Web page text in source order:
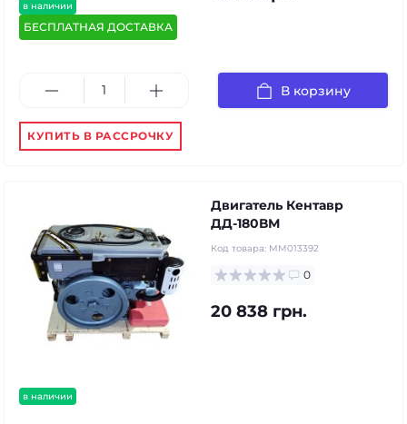
в наличии
БЕСПЛАТНАЯ ДОСТАВКА
В корзину
КУПИТЬ В РАССРОЧКУ
в наличии
Двигатель Кентавр
ДД-180ВМ
Код товара: MM013392
0
20 838 грн.